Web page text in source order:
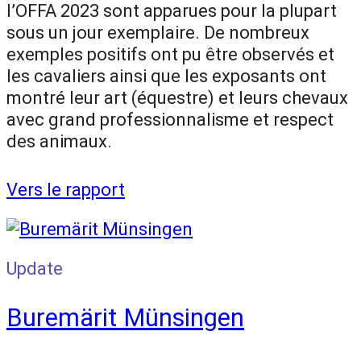
l’OFFA 2023 sont apparues pour la plupart
sous un jour exemplaire. De nombreux
exemples positifs ont pu être observés et
les cavaliers ainsi que les exposants ont
montré leur art (équestre) et leurs chevaux
avec grand professionnalisme et respect
des animaux.
Vers le rapport
Update
Buremärit Münsingen